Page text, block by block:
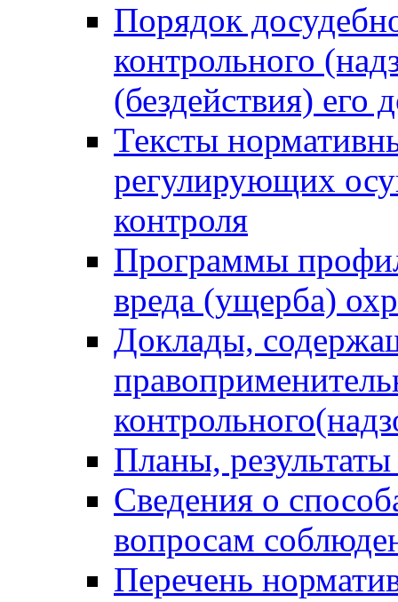
Порядок
контрольного
(бездействия)
Тексты
регулирующих
контроля
Программы
вреда (ущерба)
Доклады,
Планы,
Сведения о
вопросам
Перечень